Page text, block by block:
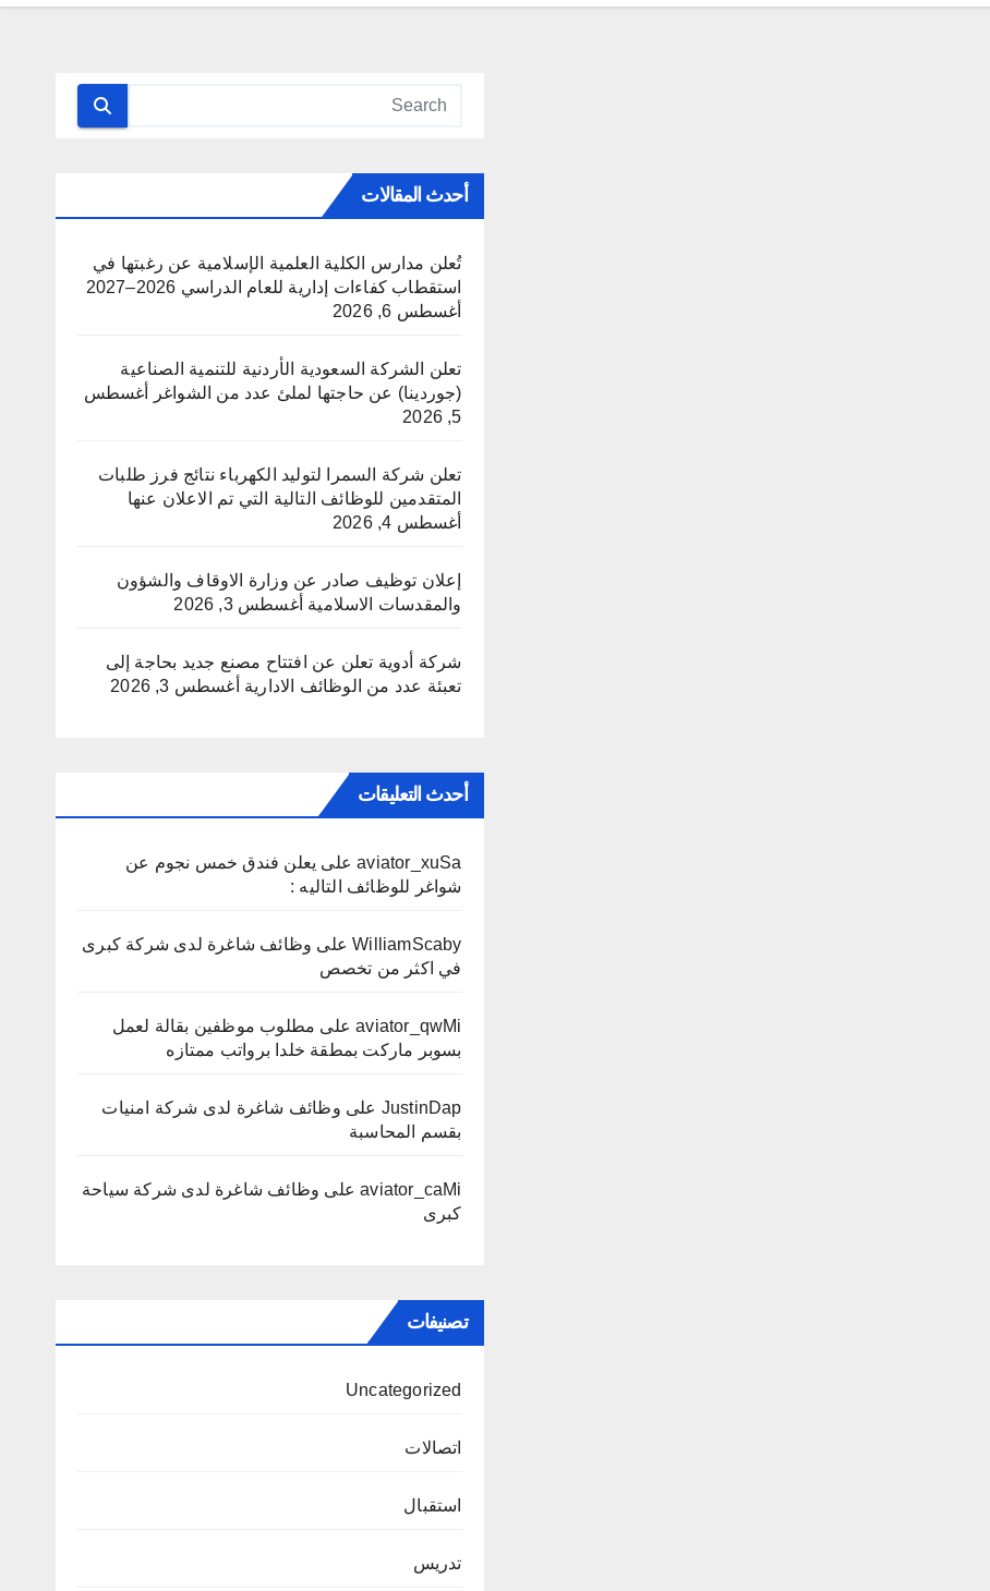
أحدث المقالات
تُعلن مدارس الكلية العلمية الإسلامية عن رغبتها في
استقطاب كفاءات إدارية للعام الدراسي 2026–2027
أغسطس 6, 2026
تعلن الشركة السعودية الأردنية للتنمية الصناعية
(جوردينا) عن حاجتها لملئ عدد من الشواغر
أغسطس
5, 2026
تعلن شركة السمرا لتوليد الكهرباء نتائج فرز طلبات
المتقدمين للوظائف التالية التي تم الاعلان عنها
أغسطس 4, 2026
إعلان توظيف صادر عن وزارة الاوقاف والشؤون
والمقدسات الاسلامية أغسطس 3, 2026
شركة أدوية تعلن عن افتتاح مصنع جديد بحاجة إلى
تعبئة عدد من الوظائف الادارية أغسطس 3, 2026
أحدث التعليقات
aviator_xuSaعلى يعلن فندق خمس نجوم عن
شواغر للوظائف التاليه :
WilliamScabyعلى وظائف شاغرة لدى شركة كبرى
في اكثر من تخصص
aviator_qwMiعلى مطلوب موظفين بقالة لعمل
بسوبر ماركت بمطقة خلدا برواتب ممتازه
JustinDap على وظائف شاغرة لدى شركة امنيات
بقسم المحاسبة
aviator_caMiعلى وظائف شاغرة لدى شركة سياحة
كبرى
تصنيفات
Uncategorized
اتصالات
استقبال
تدريس